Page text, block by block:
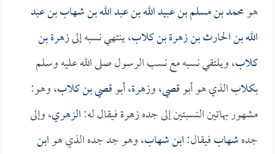
هومحمد بن مسلم بن عبيد الله بن عبد الله بن شهاب بن عبد
الله بن الحارث بن زهرة بن كلاب، ينتهي نسبه إلىزهرة بن
كلاب، ويلتقي نسبه مع نسب الرسول صلى الله عليه وسلم
بـكلابالذي هو أبوقصي، وزهرة، أبوقصي بن كلاب، وهو:
مشهور بهاتين النسبتين إلى جدهزهرةفيقال له:الزهري، وإلى
جدهشهابفيقال:ابن شهاب، وهو جد جده الذي هوابن